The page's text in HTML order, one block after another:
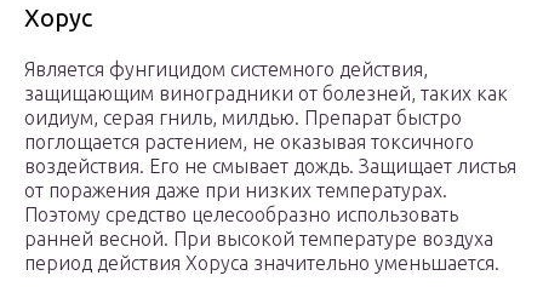
Хорус
Является фунгицидом системного действия,
защищающим виноградники от болезней, таких как
оидиум, серая гниль, милдью. Препарат быстро
поглощается растением, не оказывая токсичного
воздействия. Его не смывает дождь. Защищает листья
от поражения даже при низких температурах.
Поэтому средство целесообразно использовать
ранней весной. При высокой температуре воздуха
период действия Хоруса значительно уменьшается.